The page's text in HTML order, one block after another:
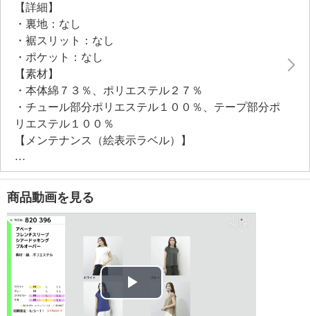
んわりとカバーし、さりげなく体形をカモフラージ
ュ。重なり合うことで、重たく見えずに軽やかなバッ
グスタイルを演出してくれます。
【詳細】
・裏地：なし
・裾スリット：なし
・ポケット：なし
【素材】
・本体綿７３％、ポリエステル２７％
・チュール部分ポリエステル１００％、テープ部分ポ
リエステル１００％
【メンテナンス（絵表示ラベル）】
・洗濯機：可
・漂白処理：塩素系・酸素系漂白不可
・タンブル乾燥：不可
・自然乾燥：日陰の吊り干し
・アイロン仕上げ：可（中温）
・ドライクリーニング：石油系ドライクリーニング可
・ウエットクリーニング：可
【メンテナンス（ケアラベル）】
・長時間照射による変退色注意
・単品洗い
商品動画を見る
Play